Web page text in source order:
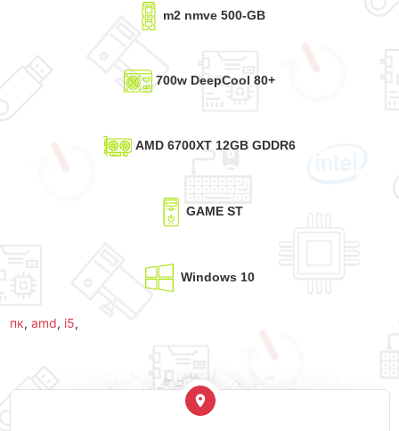
m2 nmve 500-GB
700w DeepCool 80+
AMD 6700XT 12GB GDDR6
GAME ST
Windows 10
пк, amd, i5,